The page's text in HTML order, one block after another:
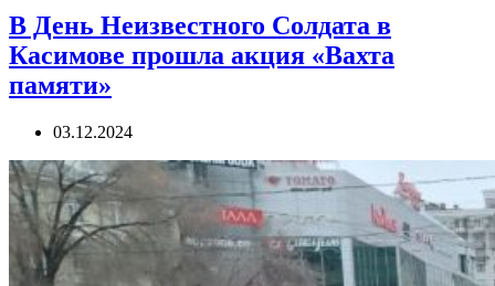
В День Неизвестного Солдата в
Касимове прошла акция «Вахта
памяти»
03.12.2024